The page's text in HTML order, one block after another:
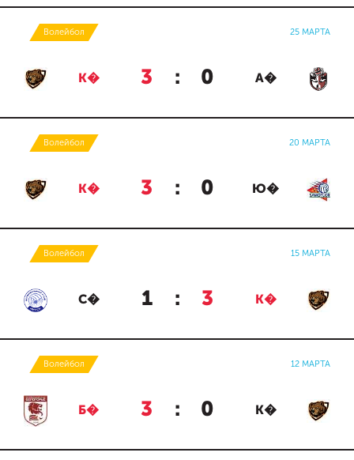
Волейбол 25 МАРТА
К� 3 : 0 А�
Волейбол 20 МАРТА
К� 3 : 0 Ю�
Волейбол 15 МАРТА
С� 1 : 3 К�
Волейбол 12 МАРТА
Б� 3 : 0 К�